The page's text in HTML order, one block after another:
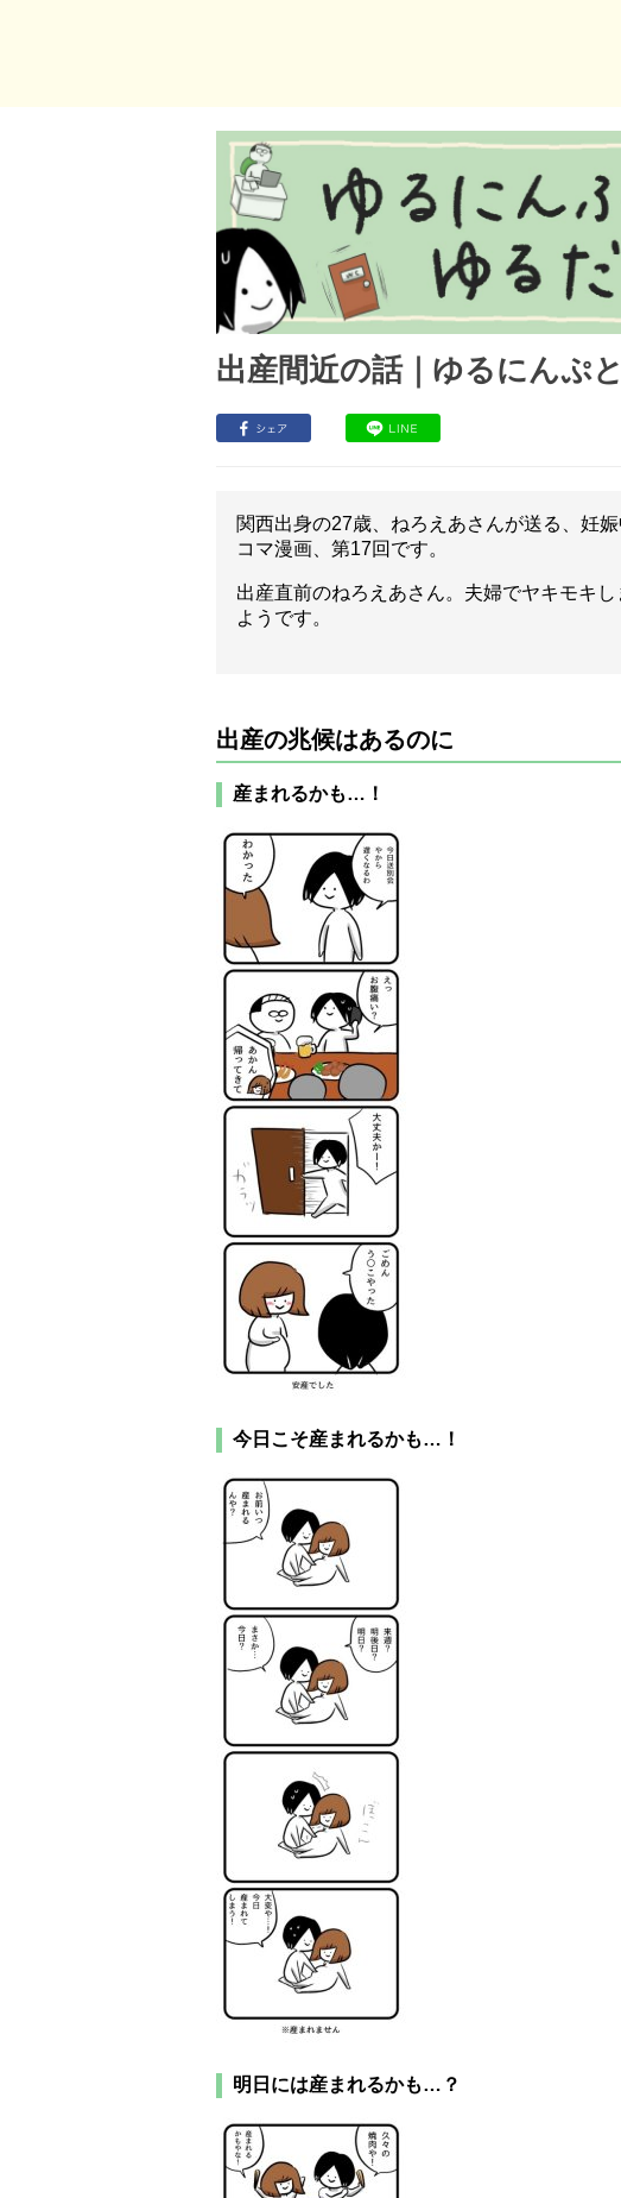
出産間近の話｜ゆるにんぷ
関西出身の27歳、ねろえあさんが送る、妊
コマ漫画、第17回です。
出産直前のねろえあさん。夫婦でヤキモキ
ようです。
出産の兆候はあるのに
産まれるかも…！
今日こそ産まれるかも…！
明日には産まれるかも…？